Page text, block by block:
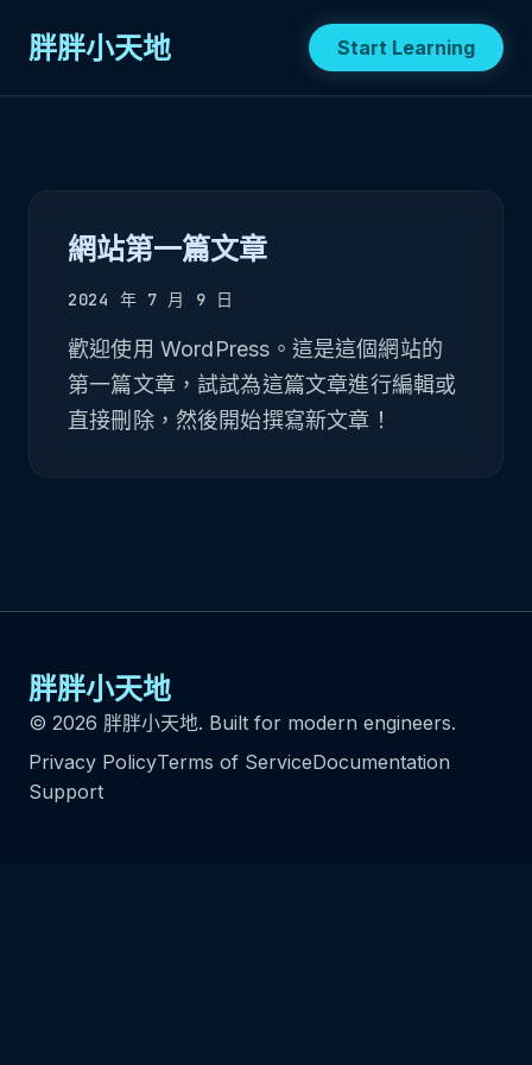
胖胖小天地 Start Learning
網站第一篇文章
2024 年 7 月 9 日
歡迎使用 WordPress。這是這個網站的
第一篇文章，試試為這篇文章進行編輯或
直接刪除，然後開始撰寫新文章！
胖胖小天地
© 2026 胖胖小天地. Built for modern engineers.
Privacy PolicyTerms of ServiceDocumentation
Support